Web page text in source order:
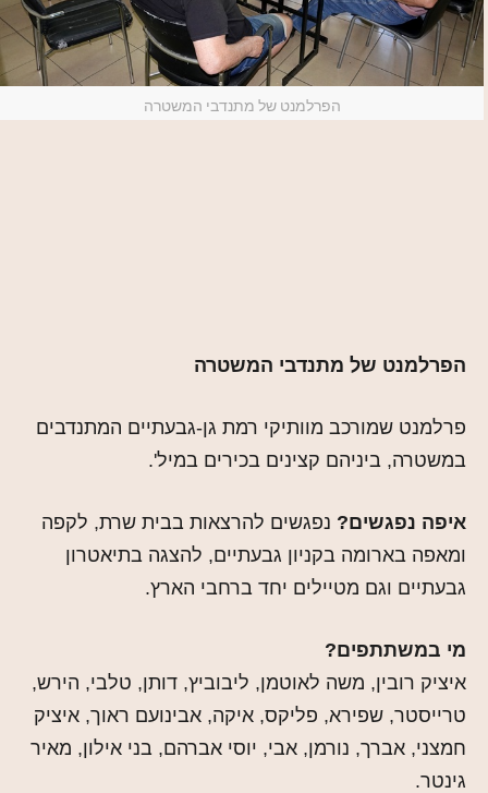
הפרלמנט של מתנדבי המשטרה
הפרלמנט של מתנדבי המשטרה
פרלמנט שמורכב מוותיקי רמת גן-גבעתיים המתנדבים
במשטרה, ביניהם קצינים בכירים במיל'.
איפה נפגשים? נפגשים להרצאות בבית שרת, לקפה
ומאפה בארומה בקניון גבעתיים, להצגה בתיאטרון
גבעתיים וגם מטיילים יחד ברחבי הארץ.
מי במשתתפים?
איציק רובין, משה לאוטמן, ליבוביץ, דותן, טלבי, הירש,
טרייסטר, שפירא, פליקס, איקה, אבינועם ראוך, איציק
חמצני, אברך, נורמן, אבי, יוסי אברהם, בני אילון, מאיר
גינטר.